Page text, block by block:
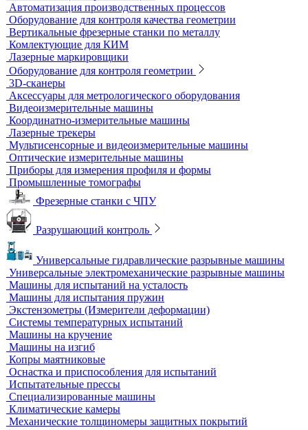
Контроль в строительстве
Виброизмерительные приборы
Диагностика свай
Измерители теплопроводности
Контроль арматуры
Контроль дорог и грунтов
Контроль прочности бетона
Приборы теплового контроля
Прочность сцепления, адгезия
Системы обследования объектов
Электрический контроль
Дефектоскопы электроискровые
Автоматизация и роботизация
Автоматизация производственных процессов
Оборудование для контроля качества геометрии
Вертикальные фрезерные станки по металлу
Комлектующие для КИМ
Лазерные маркировщики
Оборудование для контроля геометрии
3D-сканеры
Аксессуары для метрологического оборудования
Видеоизмерительные машины
Координатно-измерительные машины
Лазерные трекеры
Мультисенсорные и видеоизмерительные машины
Оптические измерительные машины
Приборы для измерения профиля и формы
Промышленные томографы
Фрезерные станки с ЧПУ
Разрушающий контроль
Универсальные гидравлические разрывные машины